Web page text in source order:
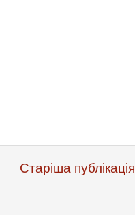
Старіша публікація